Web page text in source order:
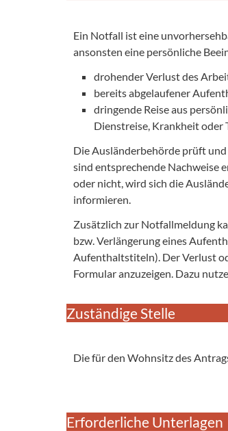
Ein Notfall ist eine
ansonsten eine persönliche
drohender Verlust des
bereits abgelaufener
dringende Reise aus
Dienstreise, Krankheit oder
Die Ausländerbehörde prüft
sind entsprechende Nachweise
oder nicht, wird sich die
informieren.
Zusätzlich zur Notfallmeldung
bzw. Verlängerung eines
Aufenthaltstiteln). Der Verlust
Formular anzuzeigen. Dazu
Zuständige Stelle
Die für den Wohnsitz des
Erforderliche Unterlagen